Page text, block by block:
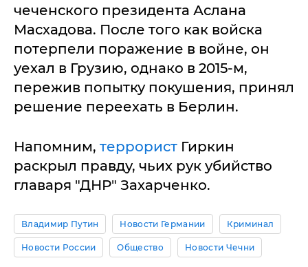
чеченского президента Аслана
Масхадова. После того как войска
потерпели поражение в войне, он
уехал в Грузию, однако в 2015-м,
пережив попытку покушения, принял
решение переехать в Берлин.
Напомним, террорист Гиркин
раскрыл правду, чьих рук убийство
главаря "ДНР" Захарченко.
Владимир Путин Новости Германии Криминал
Новости России Общество Новости Чечни